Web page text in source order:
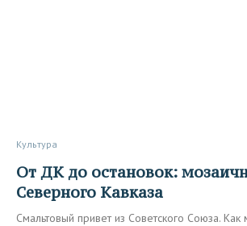
Культура
От ДК до остановок: мозаичное наследие
Северного Кавказа
Смальтовый привет из Советского Союза. Как